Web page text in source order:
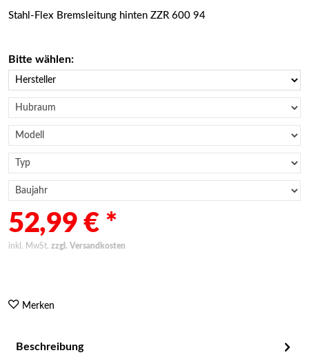
Stahl-Flex Bremsleitung hinten ZZR 600 94
Bitte wählen:
52,99 € *
inkl. MwSt. zzgl. Versandkosten
Merken
Beschreibung